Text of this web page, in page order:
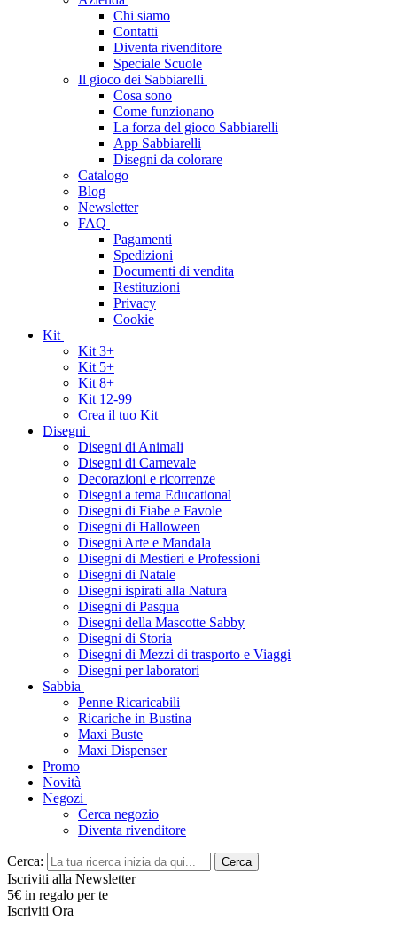
Chi siamo
Contatti
Diventa rivenditore
Speciale Scuole
Il gioco dei Sabbiarelli
Cosa sono
Come funzionano
La forza del gioco Sabbiarelli
App Sabbiarelli
Disegni da colorare
Catalogo
Blog
Newsletter
FAQ
Pagamenti
Spedizioni
Documenti di vendita
Restituzioni
Privacy
Cookie
Kit
Kit 3+
Kit 5+
Kit 8+
Kit 12-99
Crea il tuo Kit
Disegni
Disegni di Animali
Disegni di Carnevale
Decorazioni e ricorrenze
Disegni a tema Educational
Disegni di Fiabe e Favole
Disegni di Halloween
Disegni Arte e Mandala
Disegni di Mestieri e Professioni
Disegni di Natale
Disegni ispirati alla Natura
Disegni di Pasqua
Disegni della Mascotte Sabby
Disegni di Storia
Disegni di Mezzi di trasporto e Viaggi
Disegni per laboratori
Sabbia
Penne Ricaricabili
Ricariche in Bustina
Maxi Buste
Maxi Dispenser
Promo
Novità
Negozi
Cerca negozio
Diventa rivenditore
Cerca: Cerca
Iscriviti alla Newsletter
5€ in regalo per te
Iscriviti Ora